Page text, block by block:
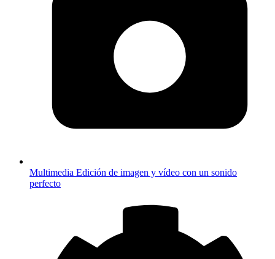
Multimedia Edición de imagen y vídeo con un sonido
perfecto